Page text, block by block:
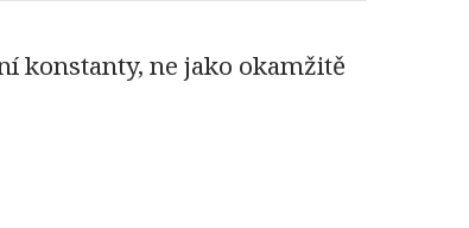
konstanty, ne jako okamžitě